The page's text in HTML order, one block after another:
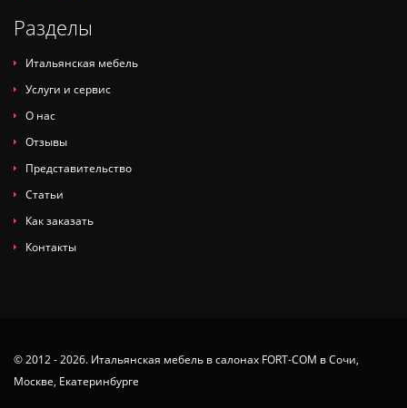
Разделы
Итальянская мебель
Услуги и сервис
О нас
Отзывы
Представительство
Статьи
Как заказать
Контакты
© 2012 - 2026. Итальянская мебель в салонах FORT-COM в Сочи,
Москве, Екатеринбурге